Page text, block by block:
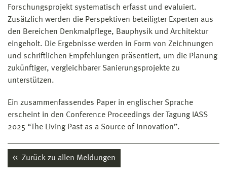
Forschungsprojekt systematisch erfasst und evaluiert.
Zusätzlich werden die Perspektiven beteiligter Experten aus
den Bereichen Denkmalpflege, Bauphysik und Architektur
eingeholt. Die Ergebnisse werden in Form von Zeichnungen
und schriftlichen Empfehlungen präsentiert, um die Planung
zukünftiger, vergleichbarer Sanierungsprojekte zu
unterstützen.
Ein zusammenfassendes Paper in englischer Sprache
erscheint in den Conference Proceedings der Tagung IASS
2025 “The Living Past as a Source of Innovation”.
Zurück zu allen Meldungen